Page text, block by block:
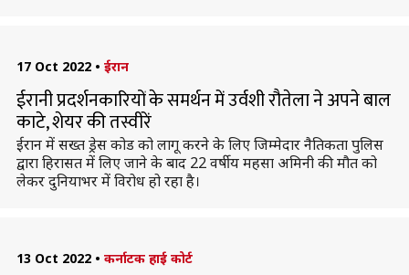
17 Oct 2022 • ईरान
ईरानी प्रदर्शनकारियों के समर्थन में उर्वशी रौतेला ने अपने बाल
काटे, शेयर की तस्वीरें
ईरान में सख्त ड्रेस कोड को लागू करने के लिए जिम्मेदार नैतिकता पुलिस
द्वारा हिरासत में लिए जाने के बाद 22 वर्षीय महसा अमिनी की मौत को
लेकर दुनियाभर में विरोध हो रहा है।
13 Oct 2022 • कर्नाटक हाई कोर्ट